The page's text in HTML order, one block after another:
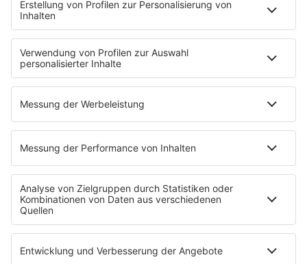
Aber bitte mit Schlager
Erdbeerkäse
Fitness mit M.A.R.K
Glück in Worten
Todesursache
Niemand muss ein Promi sein
PROGRAMM
Mit den Waffeln einer Frau
SERVICE
Empfang
barba radio App
Impressum